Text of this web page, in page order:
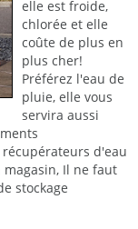
elle est froide,
chlorée et elle
coûte de plus en
plus cher!
Préférez l'eau de
pluie, elle vous
servira aussi
d'eau
Il ne faut
stockage